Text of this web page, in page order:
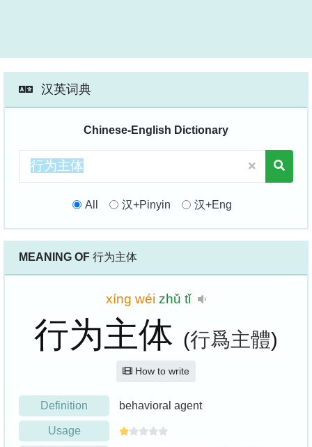
汉英词典
Chinese-English Dictionary
All 汉+Pinyin 汉+Eng
MEANING OF 行为主体
xíng wéi zhǔ tǐ
行为主体 (行爲主體)
How to write
Definition behavioral agent
Usage